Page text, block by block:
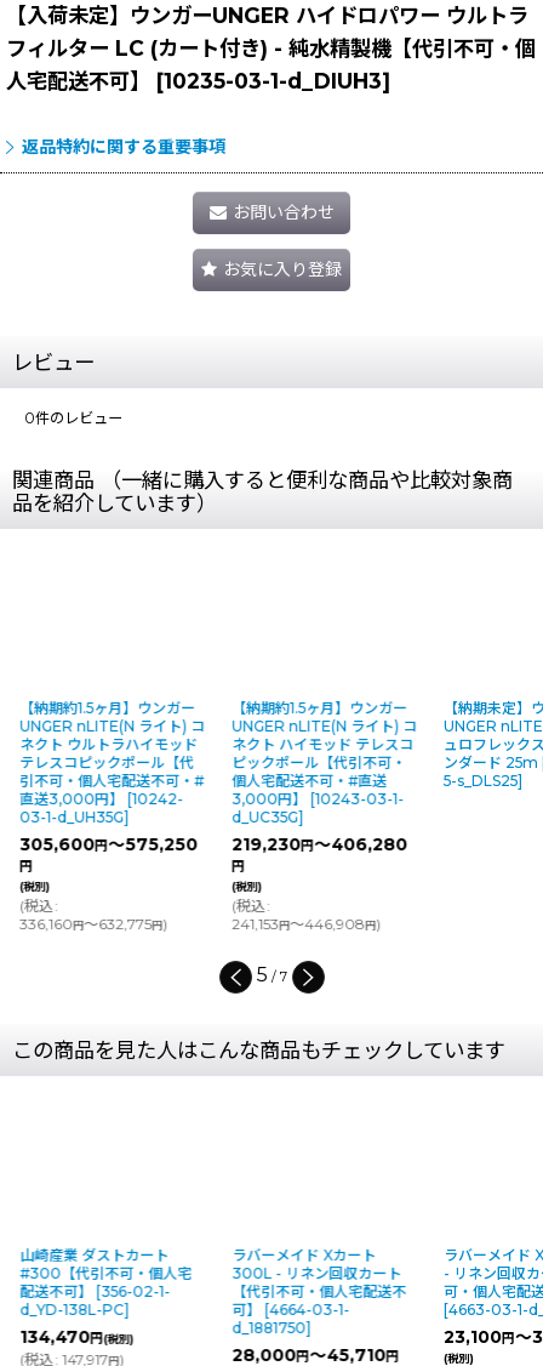
【入荷未定】ウンガーUNGER ハイドロパワー ウルトラ
フィルター LC (カート付き) - 純水精製機【代引不可・個
人宅配送不可】
[10235-03-1-d_DIUH3]
返品特約に関する重要事項
お問い合わせ
お気に入り登録
レビュー
0件のレビュー
関連商品 （一緒に購入すると便利な商品や比較対象商
品を紹介しています）
【納期約1.5ヶ月】ウンガー
UNGER nLITE(N ライト) コ
ネクト ウルトラハイモッド
テレスコピックポール【代
引不可・個人宅配送不可・#
直送3,000円】
[10242-
03-1-d_UH35G]
305,600円～575,250
円
(税別)
(税込:
336,160円～632,775円)
【納期約1.5ヶ月】ウンガー
UNGER nLITE(N ライト) コ
ネクト ハイモッド テレスコ
ピックポール【代引不可・
個人宅配送不可・#直送
3,000円】
[10243-03-1-
d_UC35G]
219,230円～406,280
円
(税別)
(税込:
241,153円～446,908円)
【納期未定】
UNGER
ュロフレック
ンダード 25m
5-s_DLS25]
5 / 7
この商品を見た人はこんな商品もチェックしています
山崎産業 ダストカート
#300【代引不可・個人宅
配送不可】
[356-02-1-
d_YD-138L-PC]
134,470円(税別)
(税込: 147,917円)
ラバーメイド Xカート
300L - リネン回収カート
【代引不可・個人宅配送不
可】
[4664-03-1-
d_1881750]
28,000円～45,710円
ラバーメイド
- リネン回収
可・個人宅配
[4663-03-1-
23,100円～
(税別)